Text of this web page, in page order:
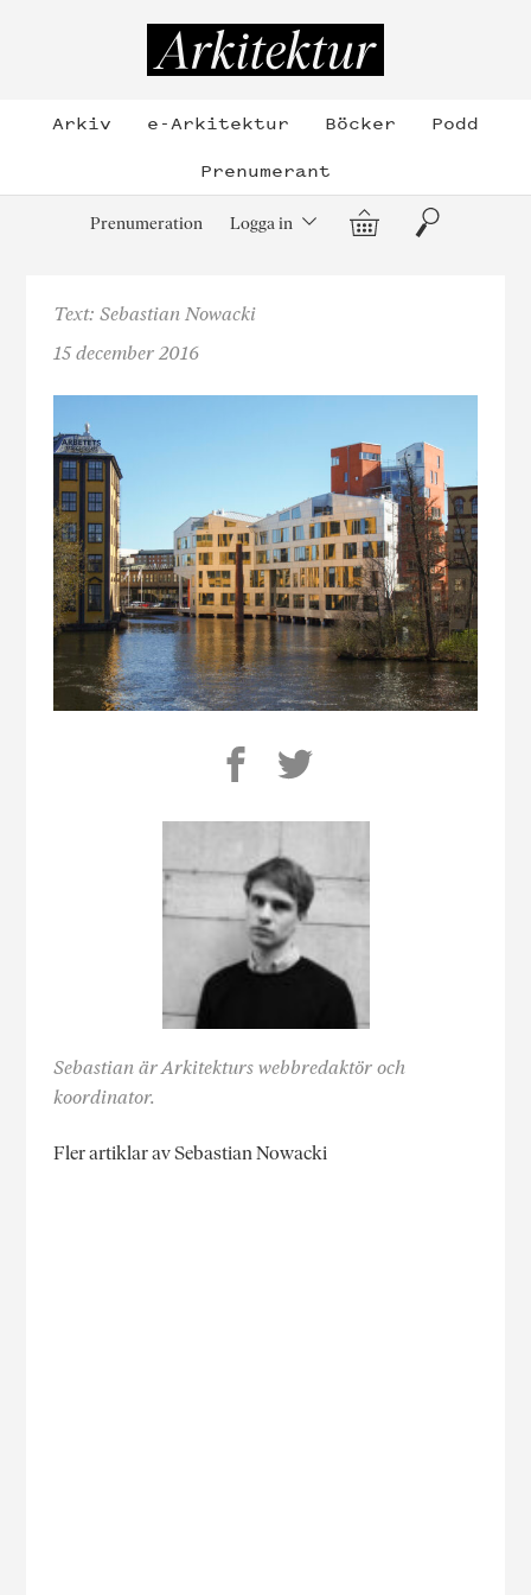
Arkiv e-Arkitektur Böcker
Podd
Prenumerant
Prenumeration Logga in Varukorg
Sök
Text: Sebastian Nowacki
15 december 2016
Sebastian är Arkitekturs webbredaktör och
koordinator.
Fler artiklar av Sebastian Nowacki